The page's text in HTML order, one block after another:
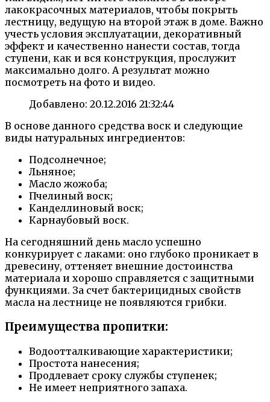
лакокрасочных материалов, чтобы покрыть
лестницу, ведущую на второй этаж в доме. Важно
учесть условия эксплуатации, декоративный
эффект и качественно нанести состав, тогда
ступени, как и вся конструкция, прослужит
максимально долго. А результат можно
посмотреть на фото и видео.
Добавлено: 20.12.2016 21:32:44
В основе данного средства воск и следующие
виды натуральных ингредиентов:
Подсолнечное;
Льняное;
Масло жожоба;
Пчелиный воск;
Канделлиновый воск;
Карнаубовый воск.
На сегодняшний день масло успешно
конкурирует с лаками: оно глубоко проникает в
древесину, оттеняет внешние достоинства
материала и хорошо справляется с защитными
функциями. За счет бактерицидных свойств
масла на лестнице не появляются грибки.
Преимущества пропитки:
Водоотталкивающие характеристики;
Простота нанесения;
Продлевает сроку службы ступенек;
Не имеет неприятного запаха.